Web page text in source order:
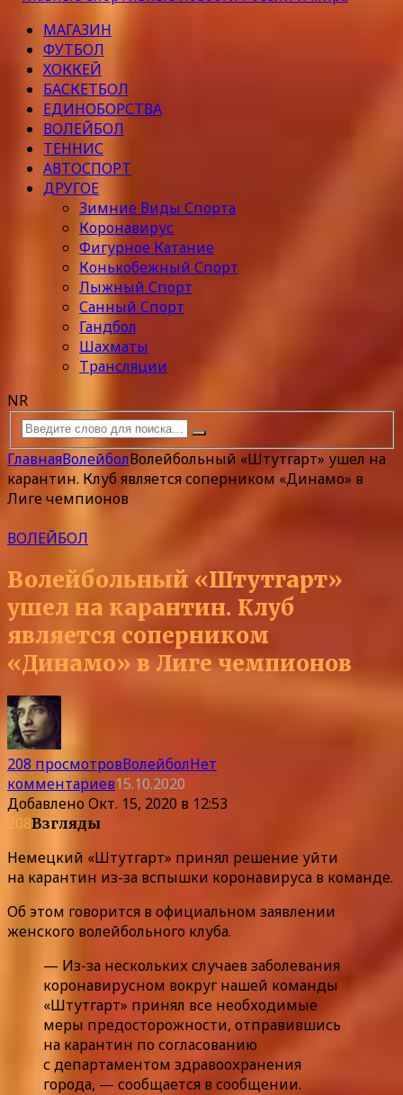
МАГАЗИН
ФУТБОЛ
ХОККЕЙ
БАСКЕТБОЛ
ЕДИНОБОРСТВА
ВОЛЕЙБОЛ
ТЕННИС
АВТОСПОРТ
ДРУГОЕ
Зимние Виды Спорта
Коронавирус
Фигурное Катание
Конькобежный Спорт
Лыжный Спорт
Санный Спорт
Гандбол
Шахматы
Трансляции
NR
ГлавнаяВолейболВолейбольный «Штутгарт» ушел на
карантин. Клуб является соперником «Динамо» в
Лиге чемпионов
ВОЛЕЙБОЛ
Волейбольный «Штутгарт»
ушел на карантин. Клуб
является соперником
«Динамо» в Лиге чемпионов
208 просмотровВолейболНет
комментариев15.10.2020
Добавлено Окт. 15, 2020 в 12:53
208Взгляды
Немецкий «Штутгарт» принял решение уйти
на карантин из-за вспышки коронавируса в команде.
Об этом говорится в официальном заявлении
женского волейбольного клуба.
— Из-за нескольких случаев заболевания
коронавирусном вокруг нашей команды
«Штутгарт» принял все необходимые
меры предосторожности, отправившись
на карантин по согласованию
с департаментом здравоохранения
города, — сообщается в сообщении.